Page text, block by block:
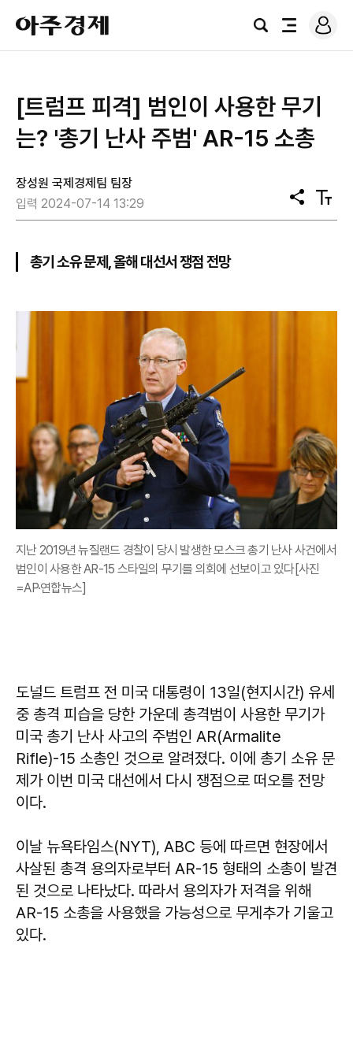
아
주
경
검
전
로
그
[트럼프 피격] 범인이 사용한 무기
는? '총기 난사 주범' AR-15 소총
장성원 국제경제팀 팀장
입력 2024-07-14 13:29
공
유
텍
스
총기 소유 문제, 올해 대선서 쟁점 전망
지난 2019년 뉴질랜드 경찰이 당시 발생한 모스크 총기 난사 사건에서
범인이 사용한 AR-15 스타일의 무기를 의회에 선보이고 있다[사진
=AP·연합뉴스]
도널드 트럼프 전 미국 대통령이 13일(현지시간) 유세
중 총격 피습을 당한 가운데 총격범이 사용한 무기가
미국 총기 난사 사고의 주범인 AR(Armalite
Rifle)-15 소총인 것으로 알려졌다. 이에 총기 소유 문
제가 이번 미국 대선에서 다시 쟁점으로 떠오를 전망
이다.
이날 뉴욕타임스(NYT), ABC 등에 따르면 현장에서
사살된 총격 용의자로부터 AR-15 형태의 소총이 발견
된 것으로 나타났다. 따라서 용의자가 저격을 위해
AR-15 소총을 사용했을 가능성으로 무게추가 기울고
있다.